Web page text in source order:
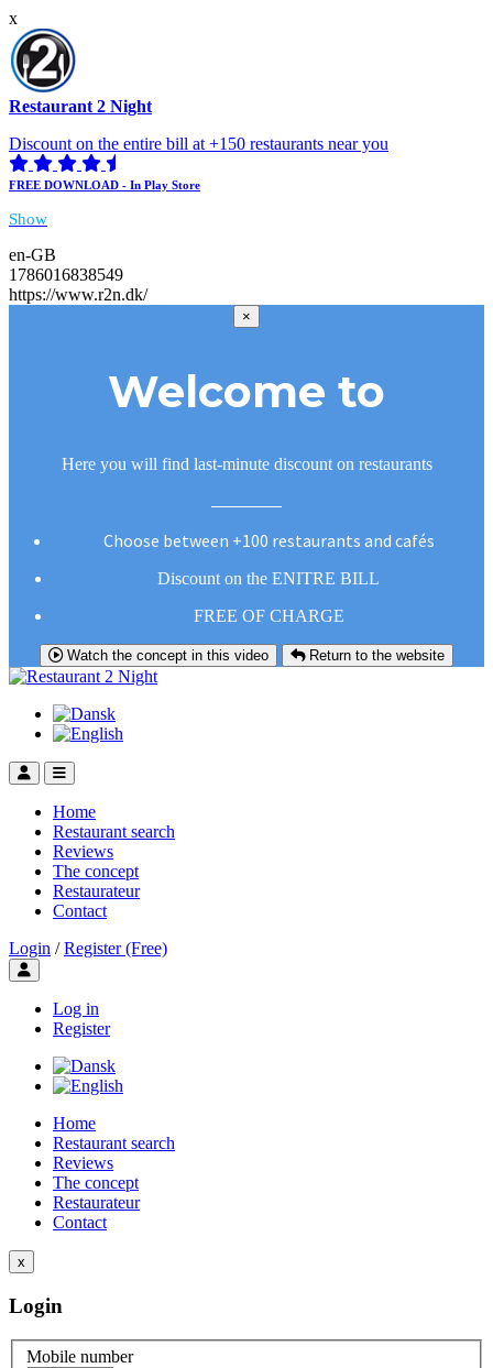
x
Restaurant 2 Night
Discount on the entire bill at +150 restaurants near you
FREE DOWNLOAD - In Play Store
Show
en-GB
1786016838549
https://www.r2n.dk/
×
Welcome to
Here you will find last-minute discount on restaurants
Choose between +100 restaurants and cafés
Discount on the ENITRE BILL
FREE OF CHARGE
Watch the concept in this video Return to the website
Home
Restaurant search
Reviews
The concept
Restaurateur
Contact
Login / Register (Free)
Toggle user menu
Log in
Register
Home
Restaurant search
Reviews
The concept
Restaurateur
Contact
x
Login
Mobile number